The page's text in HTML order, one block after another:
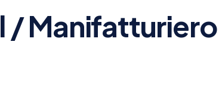
/ Manifatturiero